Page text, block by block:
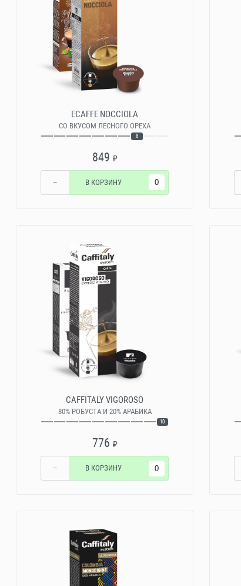
ECAFFE NOCCIOLA
СО ВКУСОМ ЛЕСНОГО ОРЕХА
8
849 ₽
− В КОРЗИНУ
CAFFITALY VIGOROSO
80% РОБУСТА И 20% АРАБИКА
10
776 ₽
− В КОРЗИНУ